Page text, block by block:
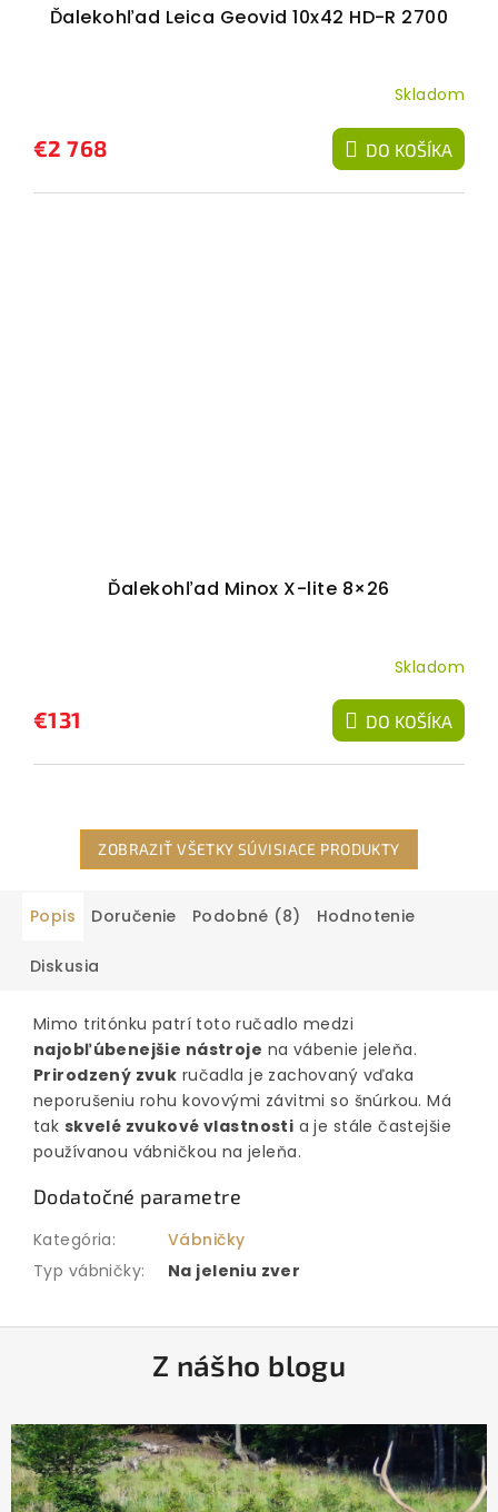
Ďalekohľad Leica Geovid 10x42 HD-R 2700
Skladom
€2 768 DO KOŠÍKA
Ďalekohľad Minox X-lite 8×26
Skladom
€131 DO KOŠÍKA
ZOBRAZIŤ VŠETKY SÚVISIACE PRODUKTY
Popis Doručenie Podobné (8) Hodnotenie
Diskusia
Mimo tritónku patrí toto ručadlo medzi
najobľúbenejšie nástroje na vábenie jeleňa.
Prirodzený zvuk ručadla je zachovaný vďaka
neporušeniu rohu kovovými závitmi so šnúrkou. Má
tak skvelé zvukové vlastnosti a je stále častejšie
používanou vábničkou na jeleňa.
Dodatočné parametre
Kategória:
Vábničky
Typ vábničky: Na jeleniu zver
ä
Z nášho blogu